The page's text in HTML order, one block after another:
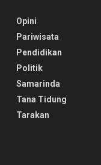
Opini
Pariwisata
Pendidikan
Politik
Samarinda
Tana Tidung
Tarakan